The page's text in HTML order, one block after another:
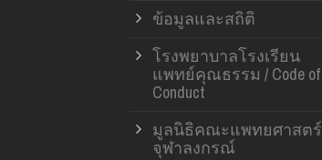
ข้อมูลและสถิติ
โรงพยาบาลโรงเรียน
แพทย์คุณธรรม / Code of
Conduct
มูลนิธิคณะแพทยศาสตร์
จุฬาลงกรณ์